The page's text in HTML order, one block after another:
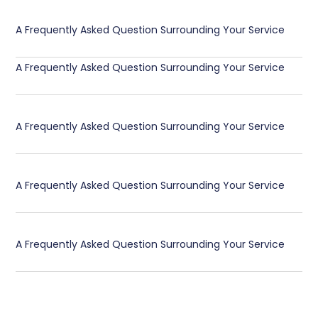
A Frequently Asked Question Surrounding Your Service
A Frequently Asked Question Surrounding Your Service
A Frequently Asked Question Surrounding Your Service
A Frequently Asked Question Surrounding Your Service
A Frequently Asked Question Surrounding Your Service